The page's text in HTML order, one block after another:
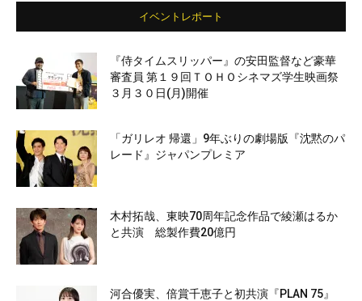
イベントレポート
『侍タイムスリッパー』の安田監督など豪華
審査員 第１９回ＴＯＨＯシネマズ学生映画祭
３月３０日(月)開催
「ガリレオ 帰還」9年ぶりの劇場版『沈黙のパ
レード』ジャパンプレミア
木村拓哉、東映70周年記念作品で綾瀬はるか
と共演 総製作費20億円
河合優実、倍賞千恵子と初共演『PLAN 75』